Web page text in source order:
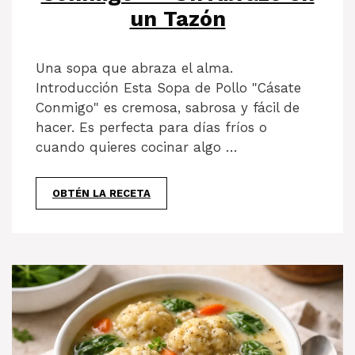
un Tazón
Una sopa que abraza el alma.
Introducción Esta Sopa de Pollo "Cásate
Conmigo" es cremosa, sabrosa y fácil de
hacer. Es perfecta para días fríos o
cuando quieres cocinar algo …
OBTÉN LA RECETA